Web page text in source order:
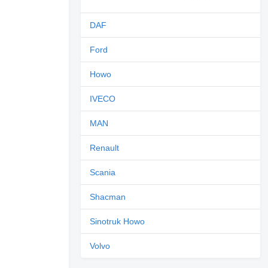
DAF
Ford
Howo
IVECO
MAN
Renault
Scania
Shacman
Sinotruk Howo
Volvo